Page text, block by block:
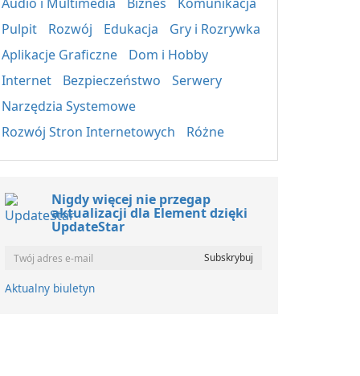
Pulpit
Rozwój Edukacja
Gry i Rozrywka
Aplikacje Graficzne
Dom i Hobby
Internet
Bezpieczeństwo
Serwery
Narzędzia Systemowe
Rozwój Stron Internetowych
Różne
Nigdy więcej nie przegap
aktualizacji dla Element dzięki
UpdateStar
Aktualny biuletyn